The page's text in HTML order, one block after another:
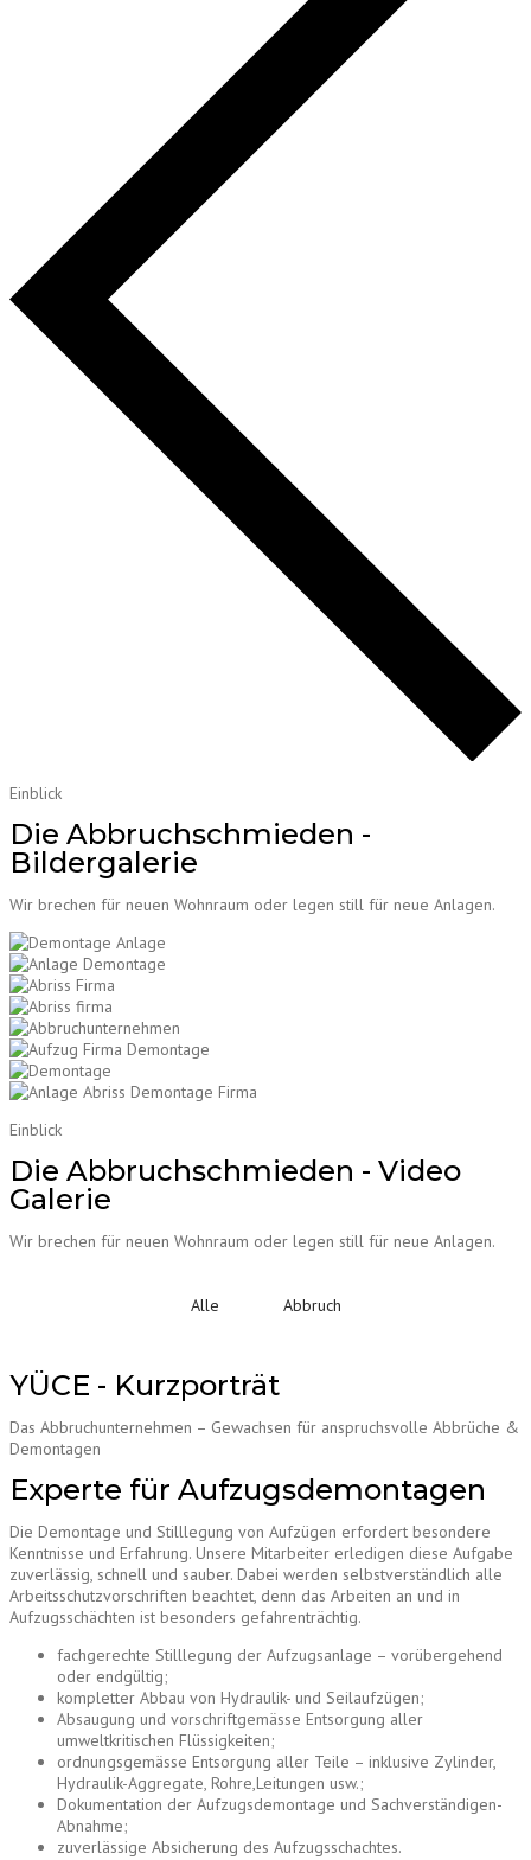
Einblick
Die Abbruchschmieden -
Bildergalerie
Wir brechen für neuen Wohnraum oder legen still für neue Anlagen.
Einblick
Die Abbruchschmieden - Video
Galerie
Wir brechen für neuen Wohnraum oder legen still für neue Anlagen.
Alle Abbruch
YÜCE - Kurzporträt
Das Abbruchunternehmen – Gewachsen für anspruchsvolle Abbrüche &
Demontagen
Experte für Aufzugsdemontagen
Die Demontage und Stilllegung von Aufzügen erfordert besondere
Kenntnisse und Erfahrung. Unsere Mitarbeiter erledigen diese Aufgabe
zuverlässig, schnell und sauber. Dabei werden selbstverständlich alle
Arbeitsschutzvorschriften beachtet, denn das Arbeiten an und in
Aufzugsschächten ist besonders gefahrenträchtig.
fachgerechte Stilllegung der Aufzugsanlage – vorübergehend
oder endgültig;
kompletter Abbau von Hydraulik- und Seilaufzügen;
Absaugung und vorschriftgemässe Entsorgung aller
umweltkritischen Flüssigkeiten;
ordnungsgemässe Entsorgung aller Teile – inklusive Zylinder,
Hydraulik-Aggregate, Rohre,Leitungen usw.;
Dokumentation der Aufzugsdemontage und Sachverständigen-
Abnahme;
zuverlässige Absicherung des Aufzugsschachtes.